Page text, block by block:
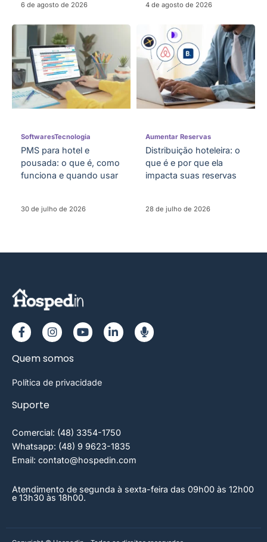
6 de agosto de 2026 4 de agosto de 2026
SoftwaresTecnologia
PMS para hotel e
pousada: o que é, como
funciona e quando usar
30 de julho de 2026
Aumentar Reservas
Distribuição hoteleira: o
que é e por que ela
impacta suas reservas
28 de julho de 2026
Quem somos
Política de privacidade
Suporte
Comercial: (48) 3354-1750
Whatsapp: (48) 9 9623-1835
Email: contato@hospedin.com
Atendimento de segunda à sexta-feira das 09h00 às 12h00
e 13h30 às 18h00.